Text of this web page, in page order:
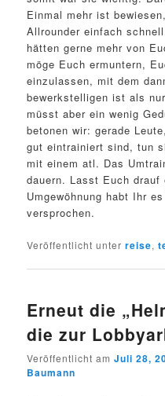
Einmal mehr ist
Allrounder einfach
hätten gerne mehr von
möge Euch ermuntern,
einzulassen, mit dem
bewerkstelligen ist als
müsst aber ein wenig
betonen wir: gerade
gut eintrainiert sind, tun
mit einem atl. Das
dauern. Lasst Euch
Umgewöhnung habt Ihr
versprochen.
Veröffentlicht unter reise,
Erneut die
die zur
Veröffentlicht amJuli 28,
Baumann